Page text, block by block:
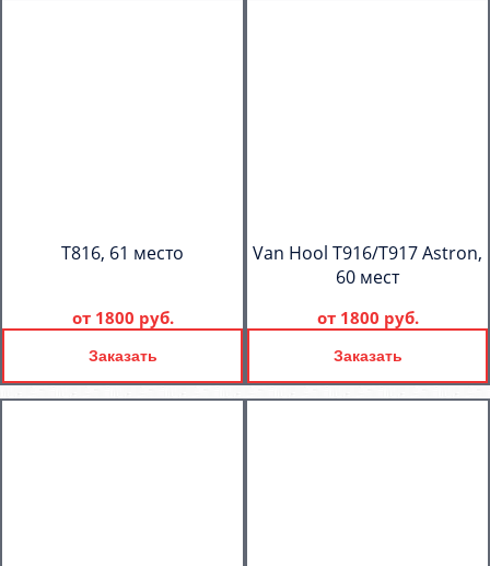
T816, 61 место
от 1800 руб.
Заказать
Van Hool T916/T917 Astron,
60 мест
от 1800 руб.
Заказать